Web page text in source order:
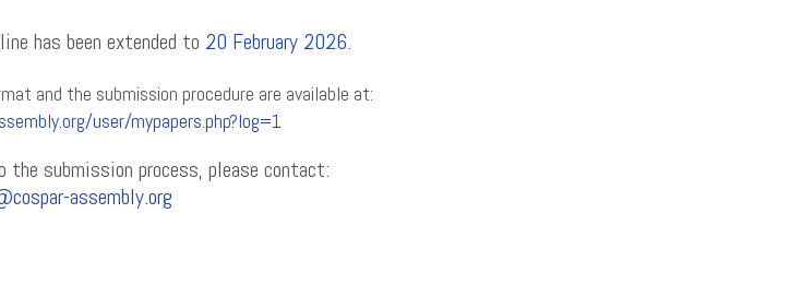
has been extended to 20 February 2026.
and the submission procedure are available at:
user/mypapers.php?log=1
the submission process, please contact:
assembly.org